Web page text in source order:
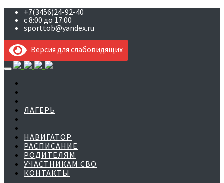
+7(3456)24-92-40
с 8:00 до 17:00
sporttob@yandex.ru
Версия для слабовидящих
Skip
to
content
ЛАГЕРЬ
НАВИГАТОР
РАСПИСАНИЕ
РОДИТЕЛЯМ
УЧАСТНИКАМ СВО
КОНТАКТЫ